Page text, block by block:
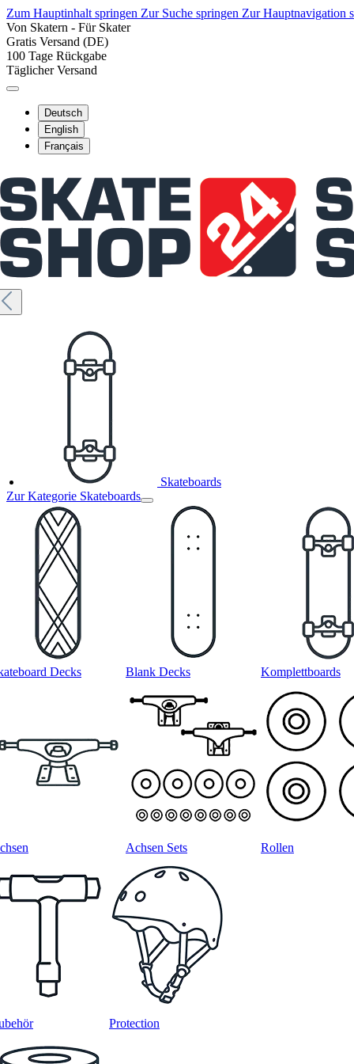
Zum Hauptinhalt springen Zur Suche springen Zur Hauptnavigation
Von Skatern - Für Skater
Gratis Versand (DE)
100 Tage Rückgabe
Täglicher Versand
Deutsch
English
Français
Skateboards
Zur Kategorie Skateboards
Decks Blank Decks Komplettboards
Achsen Sets Rollen
Protection